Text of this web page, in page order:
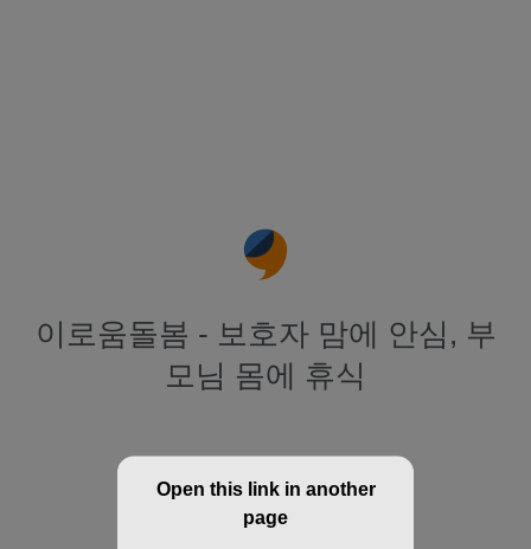
이로움돌봄 - 보호자 맘에 안심, 부
모님 몸에 휴식